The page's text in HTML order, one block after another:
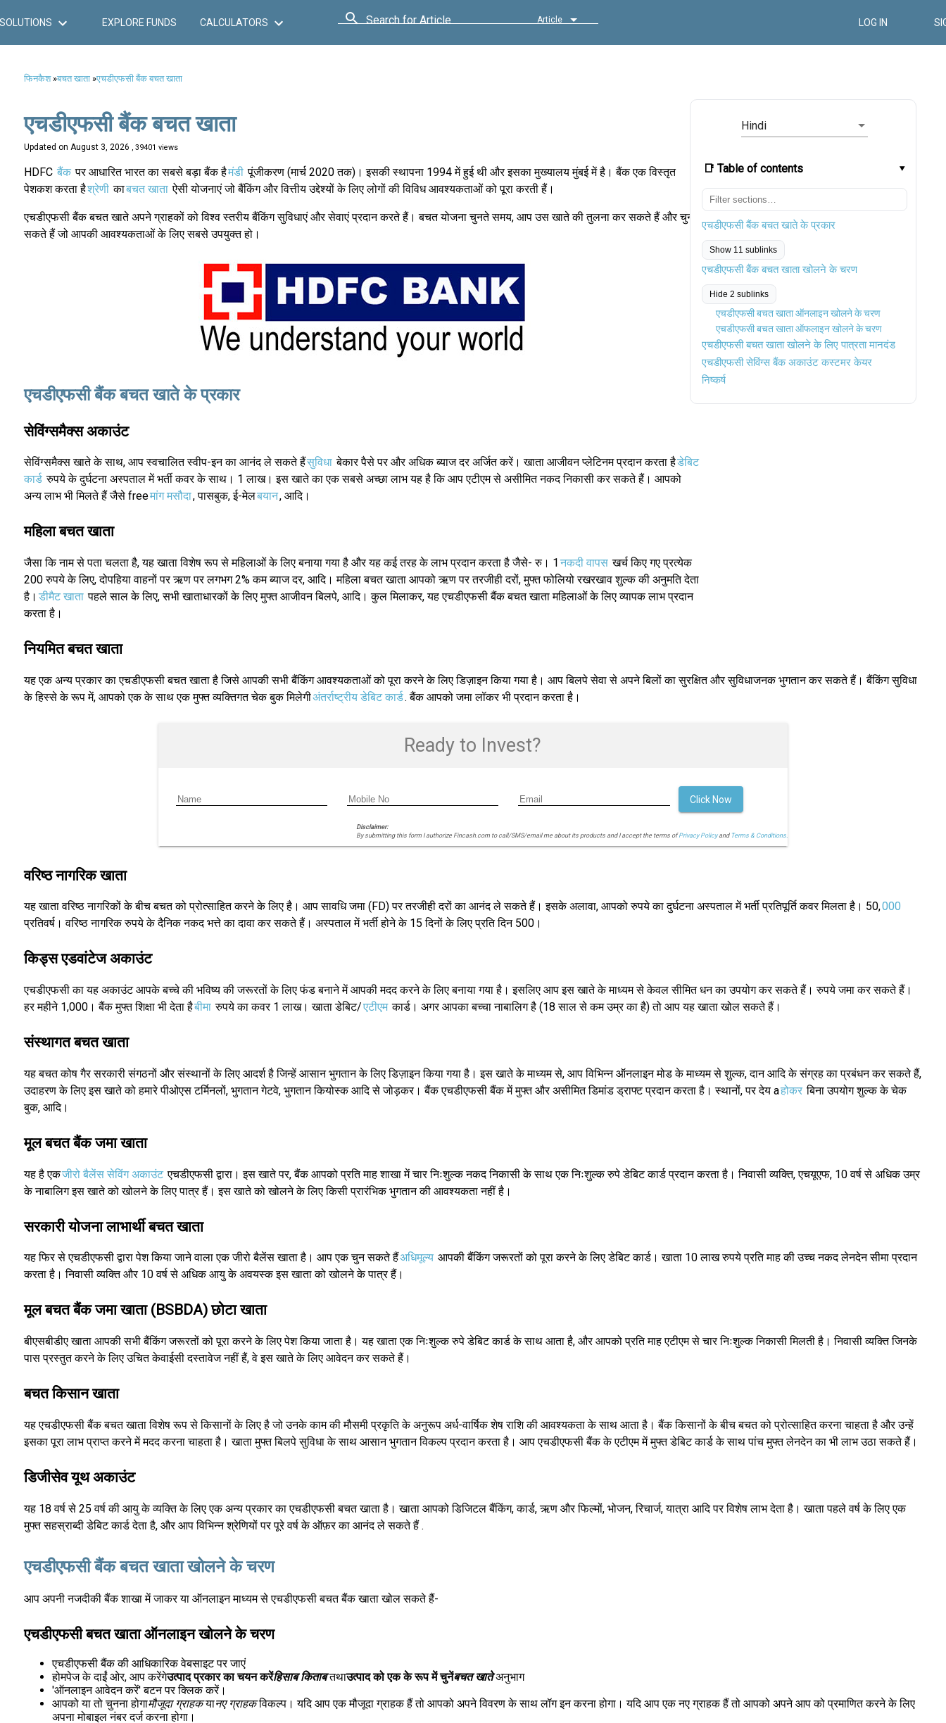
SOLUTIONS EXPLORE FUNDS CALCULATORS Search for Article Article LOG IN
फिनकैश»बचत खाता»एचडीएफसी बैंक बचत खाता
Hindi
📑 Table of contents
एचडीएफसी बैंक बचत खाते के प्रकार
Show 11 sublinks
एचडीएफसी बैंक बचत खाता खोलने के चरण
Hide 2 sublinks
एचडीएफसी बचत खाता ऑनलाइन खोलने के चरण
एचडीएफसी बचत खाता ऑफलाइन खोलने के चरण
एचडीएफसी बचत खाता खोलने के लिए पात्रता मानदंड
एचडीएफसी सेविंग्स बैंक अकाउंट कस्टमर केयर
निष्कर्ष
एचडीएफसी बैंक बचत खाता
Updated on August 3, 2026 , 39401 views
HDFC बैंक पर आधारित भारत का सबसे बड़ा बैंक हैमंडी पूंजीकरण (मार्च 2020 तक)। इसकी स्थापना 1994 में हुई थी और इसका मुख्यालय मुंबई में है। बैंक एक विस्तृत
पेशकश करता हैश्रेणी काबचत खाता ऐसी योजनाएं जो बैंकिंग और वित्तीय उद्देश्यों के लिए लोगों की विविध आवश्यकताओं को पूरा करती हैं।
एचडीएफसी बैंक बचत खाते अपने ग्राहकों को विश्व स्तरीय बैंकिंग सुविधाएं और सेवाएं प्रदान करते हैं। बचत योजना चुनते समय, आप उस खाते की तुलना कर सकते हैं और चुन
सकते हैं जो आपकी आवश्यकताओं के लिए सबसे उपयुक्त हो।
एचडीएफसी बैंक बचत खाते के प्रकार
सेविंग्समैक्स अकाउंट
सेविंग्समैक्स खाते के साथ, आप स्वचालित स्वीप-इन का आनंद ले सकते हैंसुविधा बेकार पैसे पर और अधिक ब्याज दर अर्जित करें। खाता आजीवन प्लेटिनम प्रदान करता हैडेबिट
कार्ड रुपये के दुर्घटना अस्पताल में भर्ती कवर के साथ। 1 लाख। इस खाते का एक सबसे अच्छा लाभ यह है कि आप एटीएम से असीमित नकद निकासी कर सकते हैं। आपको
अन्य लाभ भी मिलते हैं जैसे freeमांग मसौदा, पासबुक, ई-मेलबयान, आदि।
महिला बचत खाता
जैसा कि नाम से पता चलता है, यह खाता विशेष रूप से महिलाओं के लिए बनाया गया है और यह कई तरह के लाभ प्रदान करता है जैसे- रु। 1 नकदी वापस खर्च किए गए प्रत्येक
200 रुपये के लिए, दोपहिया वाहनों पर ऋण पर लगभग 2% कम ब्याज दर, आदि। महिला बचत खाता आपको ऋण पर तरजीही दरों, मुफ्त फोलियो रखरखाव शुल्क की अनुमति देता
है। डीमैट खाता पहले साल के लिए, सभी खाताधारकों के लिए मुफ्त आजीवन बिलपे, आदि। कुल मिलाकर, यह एचडीएफसी बैंक बचत खाता महिलाओं के लिए व्यापक लाभ प्रदान
करता है।
नियमित बचत खाता
यह एक अन्य प्रकार का एचडीएफसी बचत खाता है जिसे आपकी सभी बैंकिंग आवश्यकताओं को पूरा करने के लिए डिज़ाइन किया गया है। आप बिलपे सेवा से अपने बिलों का सुरक्षित और सुविधाजनक भुगतान कर सकते हैं। बैंकिंग सुविधा
के हिस्से के रूप में, आपको एक के साथ एक मुफ्त व्यक्तिगत चेक बुक मिलेगीअंतर्राष्ट्रीय डेबिट कार्ड. बैंक आपको जमा लॉकर भी प्रदान करता है।
Ready to Invest?
Disclaimer:
By submitting this form I authorize Fincash.com to call/SMS/email me about its products and I accept the terms ofPrivacy Policyand Terms & Conditions.
Click Now
वरिष्ठ नागरिक खाता
यह खाता वरिष्ठ नागरिकों के बीच बचत को प्रोत्साहित करने के लिए है। आप सावधि जमा (FD) पर तरजीही दरों का आनंद ले सकते हैं। इसके अलावा, आपको रुपये का दुर्घटना अस्पताल में भर्ती प्रतिपूर्ति कवर मिलता है। 50,000
प्रतिवर्ष। वरिष्ठ नागरिक रुपये के दैनिक नकद भत्ते का दावा कर सकते हैं। अस्पताल में भर्ती होने के 15 दिनों के लिए प्रति दिन 500।
किड्स एडवांटेज अकाउंट
एचडीएफसी का यह अकाउंट आपके बच्चे की भविष्य की जरूरतों के लिए फंड बनाने में आपकी मदद करने के लिए बनाया गया है। इसलिए आप इस खाते के माध्यम से केवल सीमित धन का उपयोग कर सकते हैं। रुपये जमा कर सकते हैं।
हर महीने 1,000। बैंक मुफ्त शिक्षा भी देता हैबीमा रुपये का कवर 1 लाख। खाता डेबिट/एटीएम कार्ड। अगर आपका बच्चा नाबालिग है (18 साल से कम उम्र का है) तो आप यह खाता खोल सकते हैं।
संस्थागत बचत खाता
यह बचत कोष गैर सरकारी संगठनों और संस्थानों के लिए आदर्श है जिन्हें आसान भुगतान के लिए डिज़ाइन किया गया है। इस खाते के माध्यम से, आप विभिन्न ऑनलाइन मोड के माध्यम से शुल्क, दान आदि के संग्रह का प्रबंधन कर सकते हैं,
उदाहरण के लिए इस खाते को हमारे पीओएस टर्मिनलों, भुगतान गेटवे, भुगतान कियोस्क आदि से जोड़कर। बैंक एचडीएफसी बैंक में मुफ्त और असीमित डिमांड ड्राफ्ट प्रदान करता है। स्थानों, पर देय aहोकर बिना उपयोग शुल्क के चेक
बुक, आदि।
मूल बचत बैंक जमा खाता
यह है एकजीरो बैलेंस सेविंग अकाउंट एचडीएफसी द्वारा। इस खाते पर, बैंक आपको प्रति माह शाखा में चार निःशुल्क नकद निकासी के साथ एक निःशुल्क रुपे डेबिट कार्ड प्रदान करता है। निवासी व्यक्ति, एचयूएफ, 10 वर्ष से अधिक उम्र
के नाबालिग इस खाते को खोलने के लिए पात्र हैं। इस खाते को खोलने के लिए किसी प्रारंभिक भुगतान की आवश्यकता नहीं है।
सरकारी योजना लाभार्थी बचत खाता
यह फिर से एचडीएफसी द्वारा पेश किया जाने वाला एक जीरो बैलेंस खाता है। आप एक चुन सकते हैंअधिमूल्य आपकी बैंकिंग जरूरतों को पूरा करने के लिए डेबिट कार्ड। खाता 10 लाख रुपये प्रति माह की उच्च नकद लेनदेन सीमा प्रदान
करता है। निवासी व्यक्ति और 10 वर्ष से अधिक आयु के अवयस्क इस खाता को खोलने के पात्र हैं।
मूल बचत बैंक जमा खाता (BSBDA) छोटा खाता
बीएसबीडीए खाता आपकी सभी बैंकिंग जरूरतों को पूरा करने के लिए पेश किया जाता है। यह खाता एक निःशुल्क रुपे डेबिट कार्ड के साथ आता है, और आपको प्रति माह एटीएम से चार निःशुल्क निकासी मिलती है। निवासी व्यक्ति जिनके
पास प्रस्तुत करने के लिए उचित केवाईसी दस्तावेज नहीं हैं, वे इस खाते के लिए आवेदन कर सकते हैं।
बचत किसान खाता
यह एचडीएफसी बैंक बचत खाता विशेष रूप से किसानों के लिए है जो उनके काम की मौसमी प्रकृति के अनुरूप अर्ध-वार्षिक शेष राशि की आवश्यकता के साथ आता है। बैंक किसानों के बीच बचत को प्रोत्साहित करना चाहता है और उन्हें
इसका पूरा लाभ प्राप्त करने में मदद करना चाहता है। खाता मुफ्त बिलपे सुविधा के साथ आसान भुगतान विकल्प प्रदान करता है। आप एचडीएफसी बैंक के एटीएम में मुफ्त डेबिट कार्ड के साथ पांच मुफ्त लेनदेन का भी लाभ उठा सकते हैं।
डिजीसेव यूथ अकाउंट
यह 18 वर्ष से 25 वर्ष की आयु के व्यक्ति के लिए एक अन्य प्रकार का एचडीएफसी बचत खाता है। खाता आपको डिजिटल बैंकिंग, कार्ड, ऋण और फिल्मों, भोजन, रिचार्ज, यात्रा आदि पर विशेष लाभ देता है। खाता पहले वर्ष के लिए एक
मुफ्त सहस्राब्दी डेबिट कार्ड देता है, और आप विभिन्न श्रेणियों पर पूरे वर्ष के ऑफ़र का आनंद ले सकते हैं .
एचडीएफसी बैंक बचत खाता खोलने के चरण
आप अपनी नजदीकी बैंक शाखा में जाकर या ऑनलाइन माध्यम से एचडीएफसी बचत बैंक खाता खोल सकते हैं-
एचडीएफसी बचत खाता ऑनलाइन खोलने के चरण
एचडीएफसी बैंक की आधिकारिक वेबसाइट पर जाएं
होमपेज के दाईं ओर, आप करेंगेउत्पाद प्रकार का चयन करेंहिसाब किताबतथाउत्पाद को एक के रूप में चुनेंबचत खातेअनुभाग
'ऑनलाइन आवेदन करें' बटन पर क्लिक करें।
आपको या तो चुनना होगामौजूदा ग्राहकयानए ग्राहकविकल्प। यदि आप एक मौजूदा ग्राहक हैं तो आपको अपने विवरण के साथ लॉग इन करना होगा। यदि आप एक नए ग्राहक हैं तो आपको अपने आप को प्रमाणित करने के लिए
अपना मोबाइल नंबर दर्ज करना होगा।